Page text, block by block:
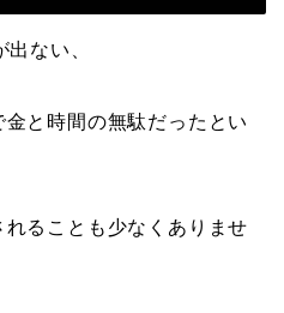
ない、
と時間の無駄だったとい
ることも少なくありませ